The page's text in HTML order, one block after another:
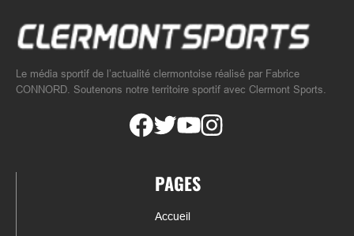
Le média sportif de l’actualité clermontoise réalisé par Fabrice
CONNORD. Soutenons notre territoire sportif avec Clermont Sports.
PAGES
Accueil